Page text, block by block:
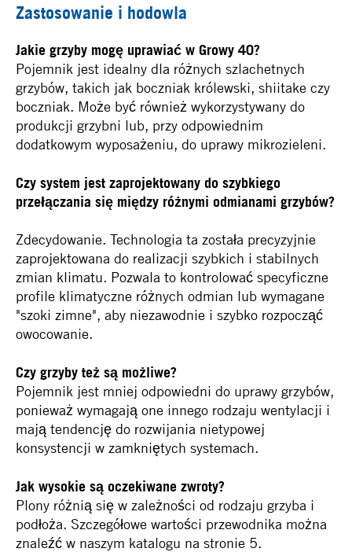
Zastosowanie i hodowla
Jakie grzyby mogę uprawiać w Growy 40?
Pojemnik jest idealny dla różnych szlachetnych
grzybów, takich jak boczniak królewski, shiitake czy
boczniak. Może być również wykorzystywany do
produkcji grzybni lub, przy odpowiednim
dodatkowym wyposażeniu, do uprawy mikrozieleni.
Czy system jest zaprojektowany do szybkiego
przełączania się między różnymi odmianami grzybów?
Zdecydowanie. Technologia ta została precyzyjnie
zaprojektowana do realizacji szybkich i stabilnych
zmian klimatu. Pozwala to kontrolować specyficzne
profile klimatyczne różnych odmian lub wymagane
"szoki zimne", aby niezawodnie i szybko rozpocząć
owocowanie.
Czy grzyby też są możliwe?
Pojemnik jest mniej odpowiedni do uprawy grzybów,
ponieważ wymagają one innego rodzaju wentylacji i
mają tendencję do rozwijania nietypowej
konsystencji w zamkniętych systemach.
Jak wysokie są oczekiwane zwroty?
Plony różnią się w zależności od rodzaju grzyba i
podłoża. Szczegółowe wartości przewodnika można
znaleźć w naszym katalogu na stronie 5.